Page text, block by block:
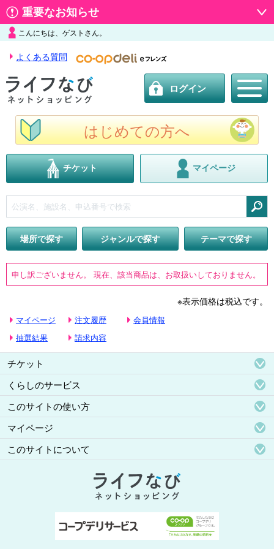
重要なお知らせ
こんにちは、ゲストさん。
よくある質問
ログイン
はじめての方へ
チケット マイページ
場所で探す
ジャンルで探す テーマで探す
申し訳ございません。 現在、該当商品は、お取扱いしておりません。
※表示価格は税込です。
マイページ 注文履歴
会員情報
抽選結果
請求内容
チケット
くらしのサービス
このサイトの使い方
マイページ
このサイトについて